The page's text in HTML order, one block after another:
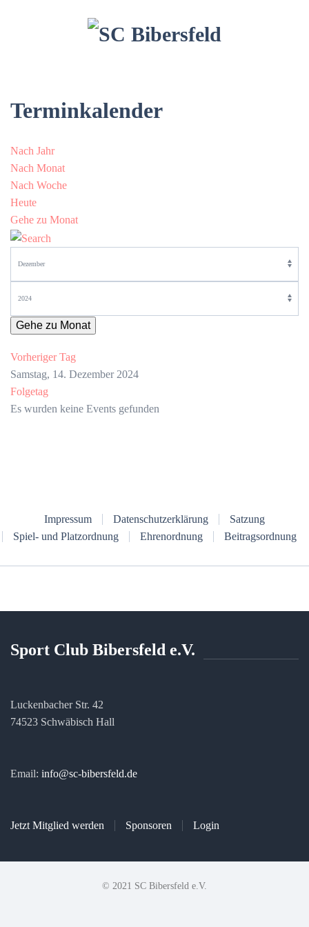
Terminkalender
Nach Jahr
Nach Monat
Nach Woche
Heute
Gehe zu Monat
Gehe zu Monat
Vorheriger Tag
Samstag, 14. Dezember 2024
Folgetag
Es wurden keine Events gefunden
Impressum Datenschutzerklärung
Satzung
Spiel- und Platzordnung
Ehrenordnung Beitragsordnung
Sport Club Bibersfeld e.V.
Luckenbacher Str. 42
74523 Schwäbisch Hall
Email: info@sc-bibersfeld.de
Jetzt Mitglied werden Sponsoren Login
© 2021 SC Bibersfeld e.V.